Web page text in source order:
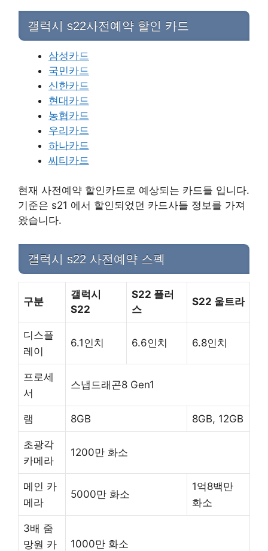
갤럭시 s22사전예약 할인 카드
삼성카드
국민카드
신한카드
현대카드
농협카드
우리카드
하나카드
씨티카드
현재 사전예약 할인카드로 예상되는 카드들 입니다.
기준은 s21 에서 할인되었던 카드사들 정보를 가져
왔습니다.
갤럭시 s22 사전예약 스펙
구분
갤럭시
S22
S22 플러
스
S22 울트라
디스플
레이
6.1인치 6.6인치 6.8인치
프로세
서
스냅드래곤8 Gen1
램 8GB 8GB, 12GB
초광각
카메라
1200만 화소
메인 카
메라
5000만 화소
1억8백만
화소
3배 줌
망원 카
1000만 화소